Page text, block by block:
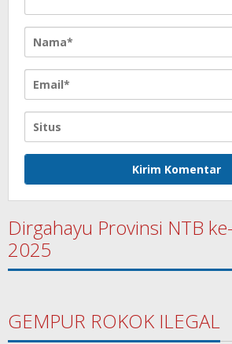
Dirgahayu Provinsi NTB
2025
GEMPUR ROKOK ILEGAL